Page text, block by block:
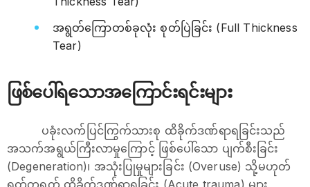
အရွတ်ကြောတစ်ခုလုံး စုတ်ပြဲခြင်း (Full Thickness
Tear)
ဖြစ်ပေါ်ရသောအကြောင်းရင်းများ
ပခုံးလက်ပြင်ကြွက်သားစု ထိခိုက်ဒဏ်ရာရခြင်းသည်
အသက်အရွယ်ကြီးလာမှုကြောင့် ဖြစ်ပေါ်သော ပျက်စီးခြင်း
(Degeneration)၊ အသုံးပြုမှုများခြင်း (Overuse) သို့မဟုတ်
ရုတ်တရက် ထိခိုက်ဒဏ်ရာရခြင်း (Acute trauma) များ